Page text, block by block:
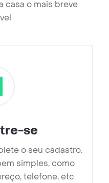
casa o mais breve
se
o seu cadastro.
simples, como
telefone, etc.